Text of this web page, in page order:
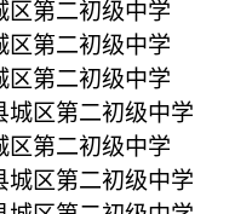
第二初级中学
第二初级中学
第二初级中学
区第二初级中学
第二初级中学
区第二初级中学